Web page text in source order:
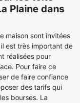
Plaine dans
maison sont invitées
est très important de
réalisées pour
Pour faire ce
de faire confiance
des tarifs qui
bourses. La